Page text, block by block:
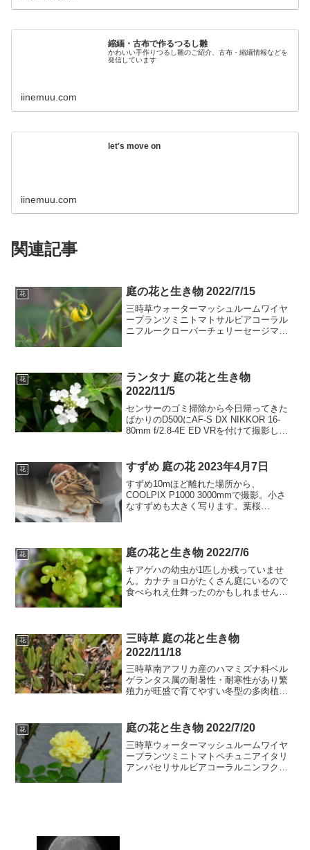
縮緬・古布で作るつるし雛
かわいい手作りつるし雛のご紹介、古布・縮緬情報などを
発信しています
iinemuu.com
let's move on
iinemuu.com
関連記事
花 庭の花と生き物 2022/7/15
三時草ウォーターマッシュルームワイヤ
ープランツミニトマトサルビアコーラル
ニフルークローバーチェリーセージマル
ガヒメツルソバブドウペチ...
花
ランタナ 庭の花と生き物
2022/11/5
センサーのゴミ掃除から今日帰ってきた
ばかりのD500にAF-S DX NIKKOR 16-
80mm f/2.8-4E ED VRを付けて撮影しま
感じです。しばらく、この...
花 すずめ 庭の花 2023年4月7日
すずめ10mほど離れた場所から、
COOLPIX P1000 3000mmで撮影。小さ
なすずめも大きく写ります。葉桜
花 庭の花と生き物 2022/7/6
キアゲハの幼虫が1匹しか残っていませ
ん。カナチョロがたくさん庭にいるので
食べられえ仕舞ったのかもしれません。
イヤープランツミニトマト...
花
三時草 庭の花と生き物
2022/11/18
三時草南アフリカ産のハマミズナ科ベル
ゲランタス属の耐暑性・耐寒性があり繁
殖力が旺盛で育てやすい冬型の多肉植物
年10輪以上の花が3時過ぎに咲きます。特
に冬支度の必要な無く...
花 庭の花と生き物 2022/7/20
三時草ウォーターマッシュルームワイヤ
ープランツミニトマトペチュニアイタリ
アンパセリサルビアコーラルニンフクロ